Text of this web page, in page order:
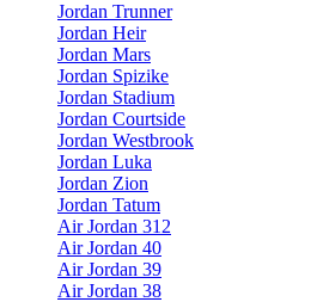
Jordan Trunner
Jordan Heir
Jordan Mars
Jordan Spizike
Jordan Stadium
Jordan Courtside
Jordan Westbrook
Jordan Luka
Jordan Zion
Jordan Tatum
Air Jordan 312
Air Jordan 40
Air Jordan 39
Air Jordan 38